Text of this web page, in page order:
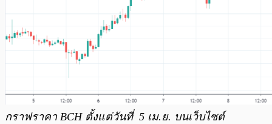
กราฟราคา BCH ตั้งแต่วันที่ 5 เม.ย. บนเว็บไซต์